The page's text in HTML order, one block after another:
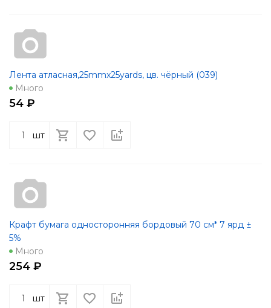
Лента атласная,25mmx25yards, цв. чёрный (039)
Много
54 ₽
шт
Крафт бумага односторонняя бордовый 70 см* 7 ярд ±
5%
Много
254 ₽
шт